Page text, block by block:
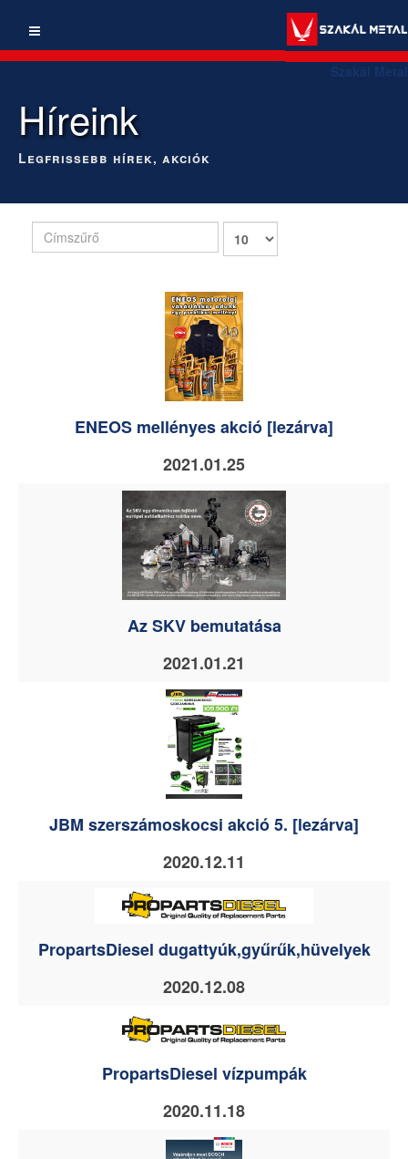
Szakál Metal
Híreink
Legfrissebb hírek, akciók
Címszűrő
Tételek
ENEOS mellényes akció [lezárva]
2021.01.25
Az SKV bemutatása
2021.01.21
JBM szerszámoskocsi akció 5. [lezárva]
2020.12.11
PropartsDiesel dugattyúk,gyűrűk,hüvelyek
2020.12.08
PropartsDiesel vízpumpák
2020.11.18